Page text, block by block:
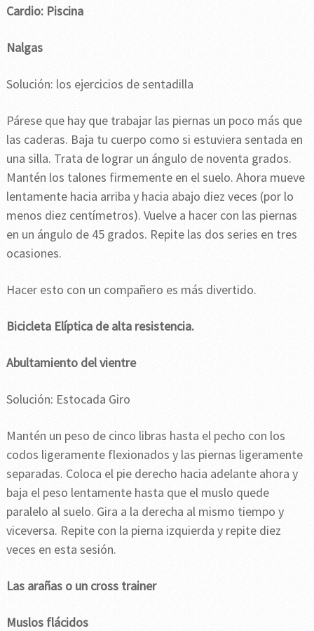
Cardio: Piscina
Nalgas
Solución: los ejercicios de sentadilla
Párese que hay que trabajar las piernas un poco más que
las caderas. Baja tu cuerpo como si estuviera sentada en
una silla. Trata de lograr un ángulo de noventa grados.
Mantén los talones firmemente en el suelo. Ahora mueve
lentamente hacia arriba y hacia abajo diez veces (por lo
menos diez centímetros). Vuelve a hacer con las piernas
en un ángulo de 45 grados. Repite las dos series en tres
ocasiones.
Hacer esto con un compañero es más divertido.
Bicicleta Elíptica de alta resistencia.
Abultamiento del vientre
Solución: Estocada Giro
Mantén un peso de cinco libras hasta el pecho con los
codos ligeramente flexionados y las piernas ligeramente
separadas. Coloca el pie derecho hacia adelante ahora y
baja el peso lentamente hasta que el muslo quede
paralelo al suelo. Gira a la derecha al mismo tiempo y
viceversa. Repite con la pierna izquierda y repite diez
veces en esta sesión.
Las arañas o un cross trainer
Muslos flácidos